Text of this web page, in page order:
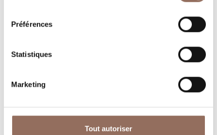
Préférences
Statistiques
Marketing
Tout autoriser